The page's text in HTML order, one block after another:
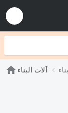
آلات البناء